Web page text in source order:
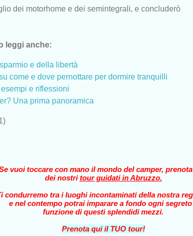
dei motorhome e dei semintegrali, e concluderò
leggi anche:
e della libertà
come e dove pernottare per dormire tranquilli
e riflessioni
Una prima panoramica
vuoi toccare con mano il mondo del camper,
dei nostritour guidati in Abruzzo.
condurremo tra i luoghi incontaminati della nostra
e nel contempo potrai imparare a fondo ogni segreto
funzione di questi splendidi mezzi.
Prenota qui il TUO tour!